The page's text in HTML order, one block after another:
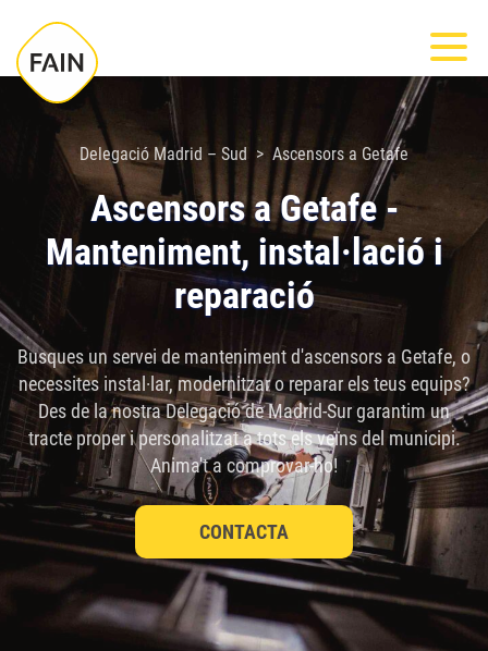
este
sitio
Delegació Madrid – Sud Ascensors a Getafe
Ascensors a Getafe -
Manteniment, instal·lació i
reparació
Busques un servei de manteniment d'ascensors a Getafe, o
necessites instal·lar, modernitzar o reparar els teus equips?
Des de la nostra Delegació de Madrid-Sur garantim un
tracte proper i personalitzat a tots els veïns del municipi.
Anima't a comprovar-ho!
CONTACTA